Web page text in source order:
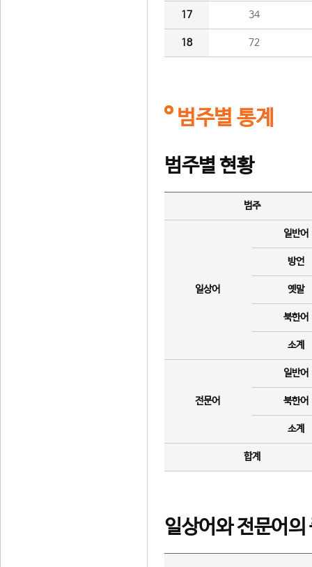
17 34
18 72
범주별 통계
범주별 현황
범주
일상어
일반어
방언
옛말
북한어
소계
전문어
일반어
북한어
소계
합계
일상어와 전문어의